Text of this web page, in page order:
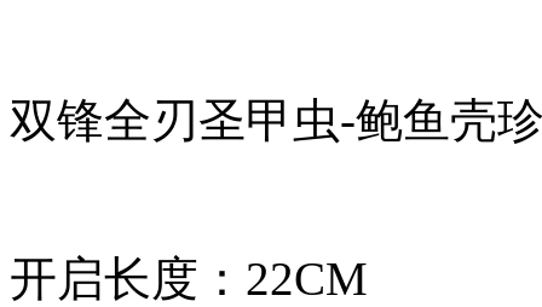
双锋全刃圣甲虫-鲍鱼壳
开启长度：22CM